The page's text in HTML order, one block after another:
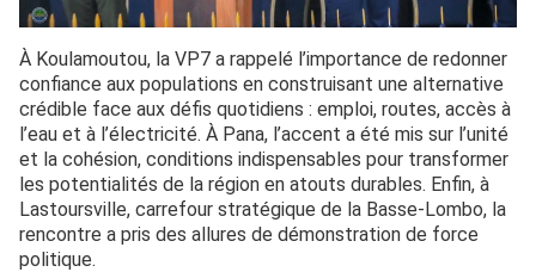
À Koulamoutou, la VP7 a rappelé l’importance de redonner
confiance aux populations en construisant une alternative
crédible face aux défis quotidiens : emploi, routes, accès à
l’eau et à l’électricité. À Pana, l’accent a été mis sur l’unité
et la cohésion, conditions indispensables pour transformer
les potentialités de la région en atouts durables. Enfin, à
Lastoursville, carrefour stratégique de la Basse-Lombo, la
rencontre a pris des allures de démonstration de force
politique.